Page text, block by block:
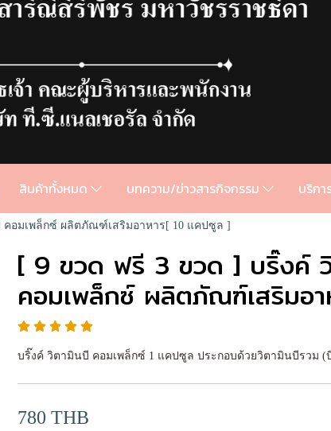
สินค้าทั้งหมด บทความ/ข่าวสารกิจกรรม บริก
อมเพล็กซ์ ผลิตภัณฑ์เสริมอาหาร[ 10 แคปซูล ]
[ 9 ขวด ฟรี 3 ขวด ] บริ๊งค์
คอมเพล็กซ์ ผลิตภัณฑ์เสริมอ
บริ๊งค์ วิตามินบี คอมเพล็กซ์ 1 แคปซูล ประกอบด้วยวิตามินบีรวม (บี
780 THB